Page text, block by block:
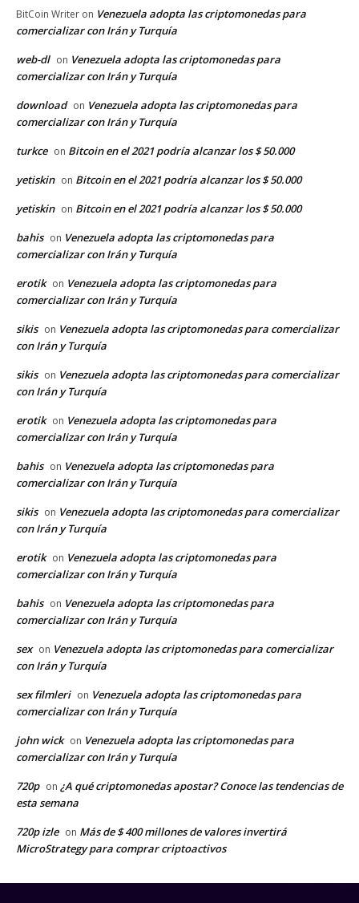
BitCoin Writer on Venezuela adopta las criptomonedas para
comercializar con Irán y Turquía
web-dl on Venezuela adopta las criptomonedas para
comercializar con Irán y Turquía
download on Venezuela adopta las criptomonedas para
comercializar con Irán y Turquía
turkce on Bitcoin en el 2021 podría alcanzar los $ 50.000
yetiskin on Bitcoin en el 2021 podría alcanzar los $ 50.000
yetiskin on Bitcoin en el 2021 podría alcanzar los $ 50.000
bahis on Venezuela adopta las criptomonedas para
comercializar con Irán y Turquía
erotik on Venezuela adopta las criptomonedas para
comercializar con Irán y Turquía
sikis on Venezuela adopta las criptomonedas para comercializar
con Irán y Turquía
sikis on Venezuela adopta las criptomonedas para comercializar
con Irán y Turquía
erotik on Venezuela adopta las criptomonedas para
comercializar con Irán y Turquía
bahis on Venezuela adopta las criptomonedas para
comercializar con Irán y Turquía
sikis on Venezuela adopta las criptomonedas para comercializar
con Irán y Turquía
erotik on Venezuela adopta las criptomonedas para
comercializar con Irán y Turquía
bahis on Venezuela adopta las criptomonedas para
comercializar con Irán y Turquía
sex on Venezuela adopta las criptomonedas para comercializar
con Irán y Turquía
sex filmleri on Venezuela adopta las criptomonedas para
comercializar con Irán y Turquía
john wick on Venezuela adopta las criptomonedas para
comercializar con Irán y Turquía
720p on ¿A qué criptomonedas apostar? Conoce las tendencias de
esta semana
720p izle on Más de $ 400 millones de valores invertirá
MicroStrategy para comprar criptoactivos